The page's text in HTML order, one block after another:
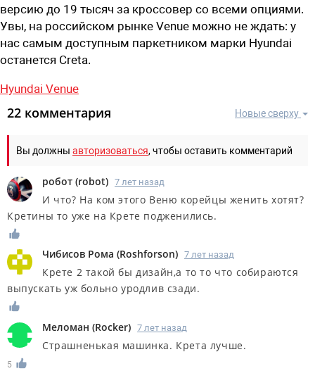
версию до 19 тысяч за кроссовер со всеми опциями.
Увы, на российском рынке Venue можно не ждать: у
нас самым доступным паркетником марки Hyundai
останется Creta.
Hyundai Venue
Новые сверху
22 комментария
Вы должны авторизоваться, чтобы оставить комментарий
робот (robot) 7 лет назад
И что? На ком этого Веню корейцы женить хотят?
Кретины то уже на Крете подженились.
Чибисов Рома (Roshforson) 7 лет назад
Крете 2 такой бы дизайн,а то то что собираются
выпускать уж больно уродлив сзади.
Меломан (Rocker) 7 лет назад
Страшненькая машинка. Крета лучше.
5